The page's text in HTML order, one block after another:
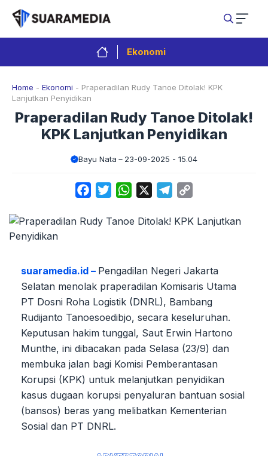
Langsung
isi
Ekonomi
Home - Ekonomi - Praperadilan Rudy Tanoe Ditolak! KPK
Lanjutkan Penyidikan
Praperadilan Rudy Tanoe Ditolak!
KPK Lanjutkan Penyidikan
Bayu Nata 23-09-2025 - 15.04
FacebookTwitterWhatsApp Telegram
suaramedia.id – Pengadilan Negeri Jakarta
Selatan menolak praperadilan Komisaris Utama
PT Dosni Roha Logistik (DNRL), Bambang
Rudijanto Tanoesoedibjo, secara keseluruhan.
Keputusan hakim tunggal, Saut Erwin Hartono
Munthe, ini dibacakan pada Selasa (23/9) dan
membuka jalan bagi Komisi Pemberantasan
Korupsi (KPK) untuk melanjutkan penyidikan
kasus dugaan korupsi penyaluran bantuan sosial
(bansos) beras yang melibatkan Kementerian
Sosial dan PT DNRL.